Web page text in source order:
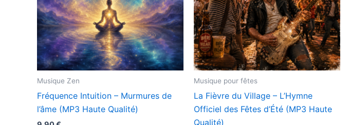
Musique Zen
Fréquence Intuition – Murmures de
l’âme (MP3 Haute Qualité)
Musique pour fêtes
La Fièvre du Village – L’Hymne
Officiel des Fêtes d’Été (MP3 Haute
Qualité)